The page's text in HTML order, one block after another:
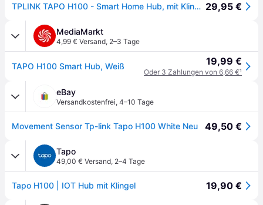
TPLINK TAPO H100 - Smart Home Hub, mit Klingel 29,95 €
MediaMarkt
4,99 € Versand, 2–3 Tage
TAPO H100 Smart Hub, Weiß 19,99 €
Oder 3 Zahlungen von 6,66 €¹
eBay
Versandkostenfrei, 4–10 Tage
Movement Sensor Tp-link Tapo H100 White Neu 49,50 €
Tapo
49,00 € Versand, 2–4 Tage
Tapo H100 | IOT Hub mit Klingel 19,90 €